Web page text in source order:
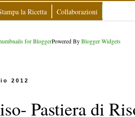
la Ricetta Collaborazioni
Powered By Blogger Widgets
2012
Pastiera di